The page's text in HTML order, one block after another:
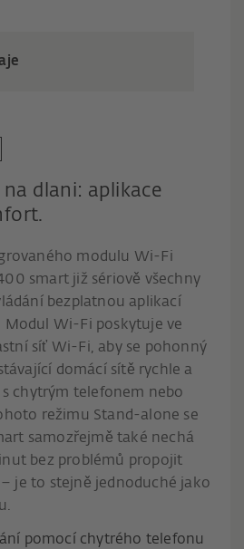
dlani: aplikace
modulu Wi-Fi
smart již sériově všechny
bezplatnou aplikací
Modul Wi-Fi poskytuje ve
síť Wi-Fi, aby se pohonný
domácí sítě rychle a
chytrým telefonem nebo
režimu Stand-alone se
samozřejmě také nechá
bez problémů propojit
je to stejně jednoduché jako
pomocí chytrého telefonu